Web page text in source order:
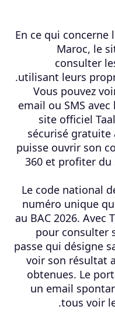
En ce qui concerne
Maroc, le
consulter
utilisant leurs
Vous pouvez
email ou SMS
site officiel
sécurisé gratuite
puisse ouvrir son
360 et profiter du
Le code national
numéro unique
au BAC 2026. Avec
pour consulter
passe qui désigne
voir son résultat
obtenues. Le
un email
tous voir